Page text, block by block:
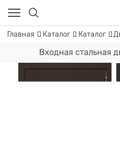
Главная Каталог Каталог
Входная стальная